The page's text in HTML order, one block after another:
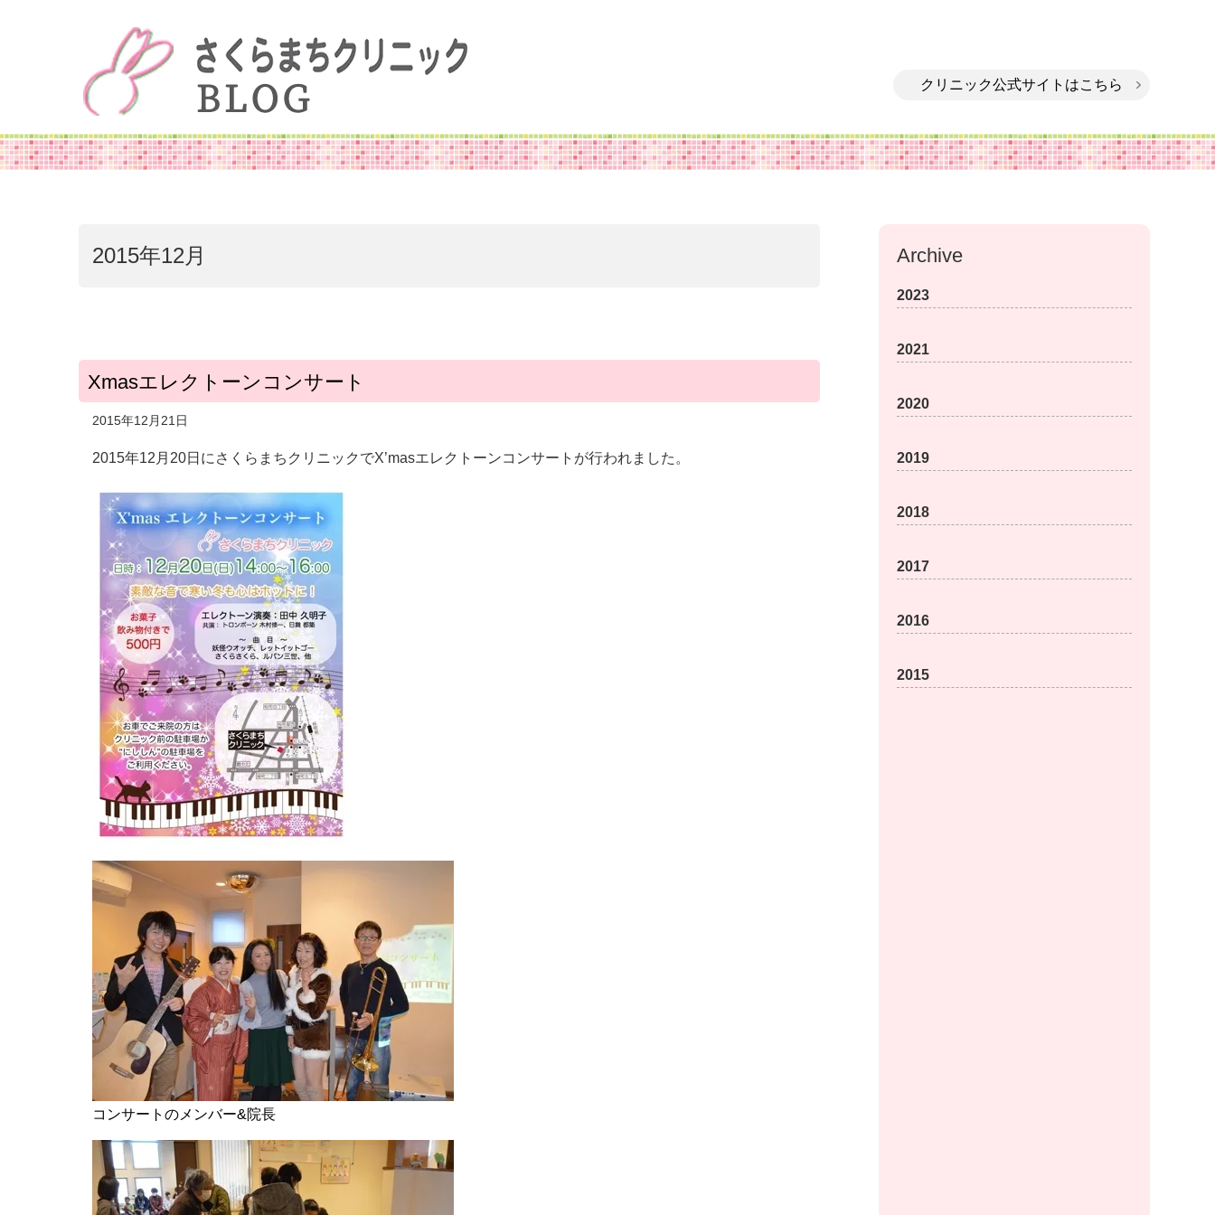
クリニック公式サイトはこちら
2015年12月
Xmasエレクトーンコンサート
2015年12月21日
2015年12月20日にさくらまちクリニックでX’masエレクトーンコンサートが行われました。
コンサートのメンバー&院長
Archive
2023
2021
2020
2019
2018
2017
2016
2015